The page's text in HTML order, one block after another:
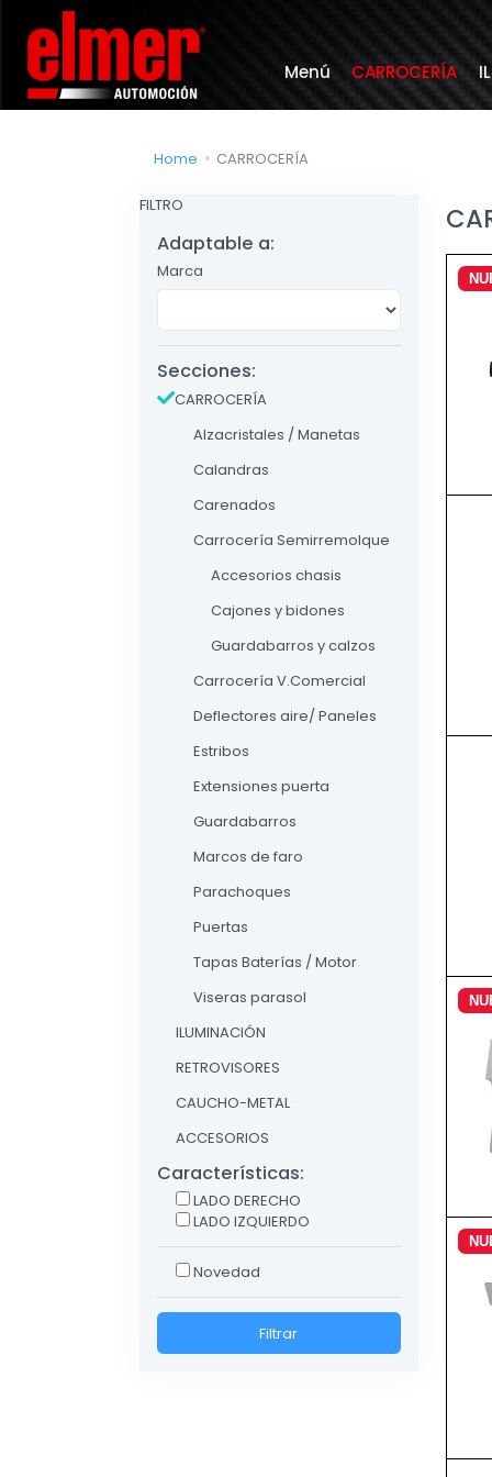
Menú CARROCERÍA
Home CARROCERÍA
FILTRO
Adaptable a:
Marca
Secciones:
CARROCERÍA
Alzacristales / Manetas
Calandras
Carenados
Carrocería Semirremolque
Accesorios chasis
Cajones y bidones
Guardabarros y calzos
Carrocería V.Comercial
Deflectores aire/ Paneles
Estribos
Extensiones puerta
Guardabarros
Marcos de faro
Parachoques
Puertas
Tapas Baterías / Motor
Viseras parasol
ILUMINACIÓN
RETROVISORES
CAUCHO-METAL
ACCESORIOS
Características:
LADO DERECHO
LADO IZQUIERDO
Novedad
Filtrar